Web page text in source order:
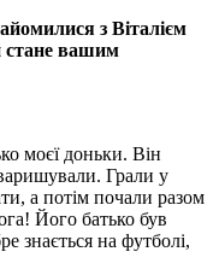
з Віталієм
стане вашим
моєї доньки. Він
Грали у
а потім почали разом
Його батько був
знається на футболі,